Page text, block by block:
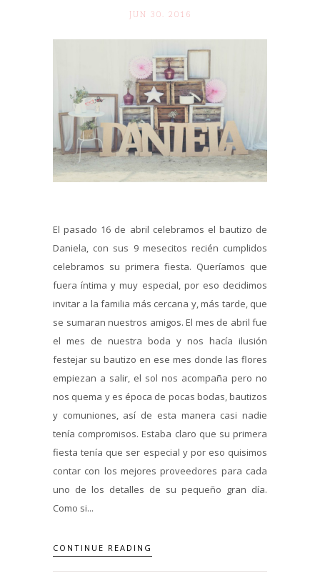
JUN 30. 2016
El pasado 16 de abril celebramos el bautizo de
Daniela, con sus 9 mesecitos recién cumplidos
celebramos su primera fiesta. Queríamos que
fuera íntima y muy especial, por eso decidimos
invitar a la familia más cercana y, más tarde, que
se sumaran nuestros amigos. El mes de abril fue
el mes de nuestra boda y nos hacía ilusión
festejar su bautizo en ese mes donde las flores
empiezan a salir, el sol nos acompaña pero no
nos quema y es época de pocas bodas, bautizos
y comuniones, así de esta manera casi nadie
tenía compromisos. Estaba claro que su primera
fiesta tenía que ser especial y por eso quisimos
contar con los mejores proveedores para cada
uno de los detalles de su pequeño gran día.
Como si...
CONTINUE READING